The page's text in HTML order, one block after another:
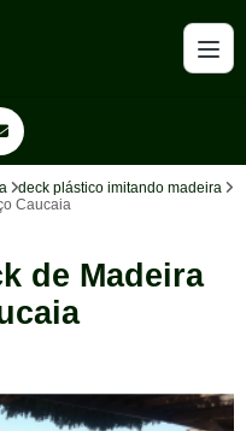
deck plástico imitando madeira
Caucaia
de Madeira